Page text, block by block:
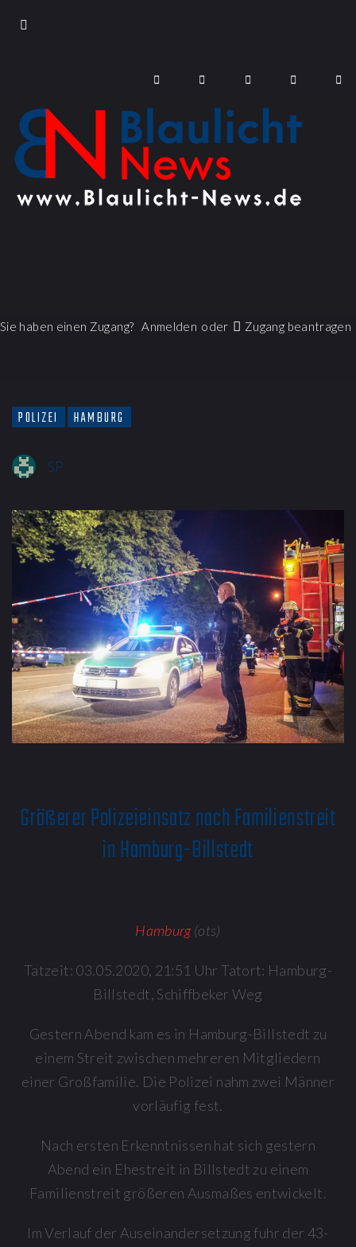
Sie haben einen Zugang? Anmelden oder Zugang beantragen
POLIZEI HAMBURG
SP
Größerer Polizeieinsatz nach Familienstreit
in Hamburg-Billstedt
Hamburg(ots)
Tatzeit: 03.05.2020, 21:51 Uhr Tatort: Hamburg-
Billstedt, Schiffbeker Weg
Gestern Abend kam es in Hamburg-Billstedt zu
einem Streit zwischen mehreren Mitgliedern
einer Großfamilie. Die Polizei nahm zwei Männer
vorläufig fest.
Nach ersten Erkenntnissen hat sich gestern
Abend ein Ehestreit in Billstedt zu einem
Familienstreit größeren Ausmaßes entwickelt.
Im Verlauf der Auseinandersetzung fuhr der 43-